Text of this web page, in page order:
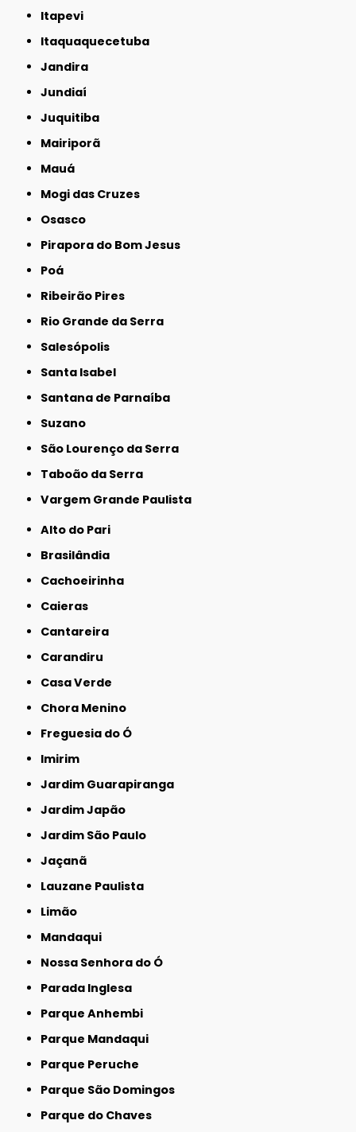
Itapevi
Itaquaquecetuba
Jandira
Jundiaí
Juquitiba
Mairiporã
Mauá
Mogi das Cruzes
Osasco
Pirapora do Bom Jesus
Poá
Ribeirão Pires
Rio Grande da Serra
Salesópolis
Santa Isabel
Santana de Parnaíba
Suzano
São Lourenço da Serra
Taboão da Serra
Vargem Grande Paulista
Alto do Pari
Brasilândia
Cachoeirinha
Caieras
Cantareira
Carandiru
Casa Verde
Chora Menino
Freguesia do Ó
Imirim
Jardim Guarapiranga
Jardim Japão
Jardim São Paulo
Jaçanã
Lauzane Paulista
Limão
Mandaqui
Nossa Senhora do Ó
Parada Inglesa
Parque Anhembi
Parque Mandaqui
Parque Peruche
Parque São Domingos
Parque do Chaves